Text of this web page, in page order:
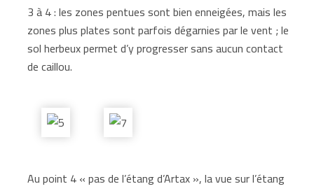
3 à 4 : les zones pentues sont bien enneigées, mais les
zones plus plates sont parfois dégarnies par le vent ; le
sol herbeux permet d’y progresser sans aucun contact
de caillou.
Au point 4 « pas de l’étang d’Artax », la vue sur l’étang